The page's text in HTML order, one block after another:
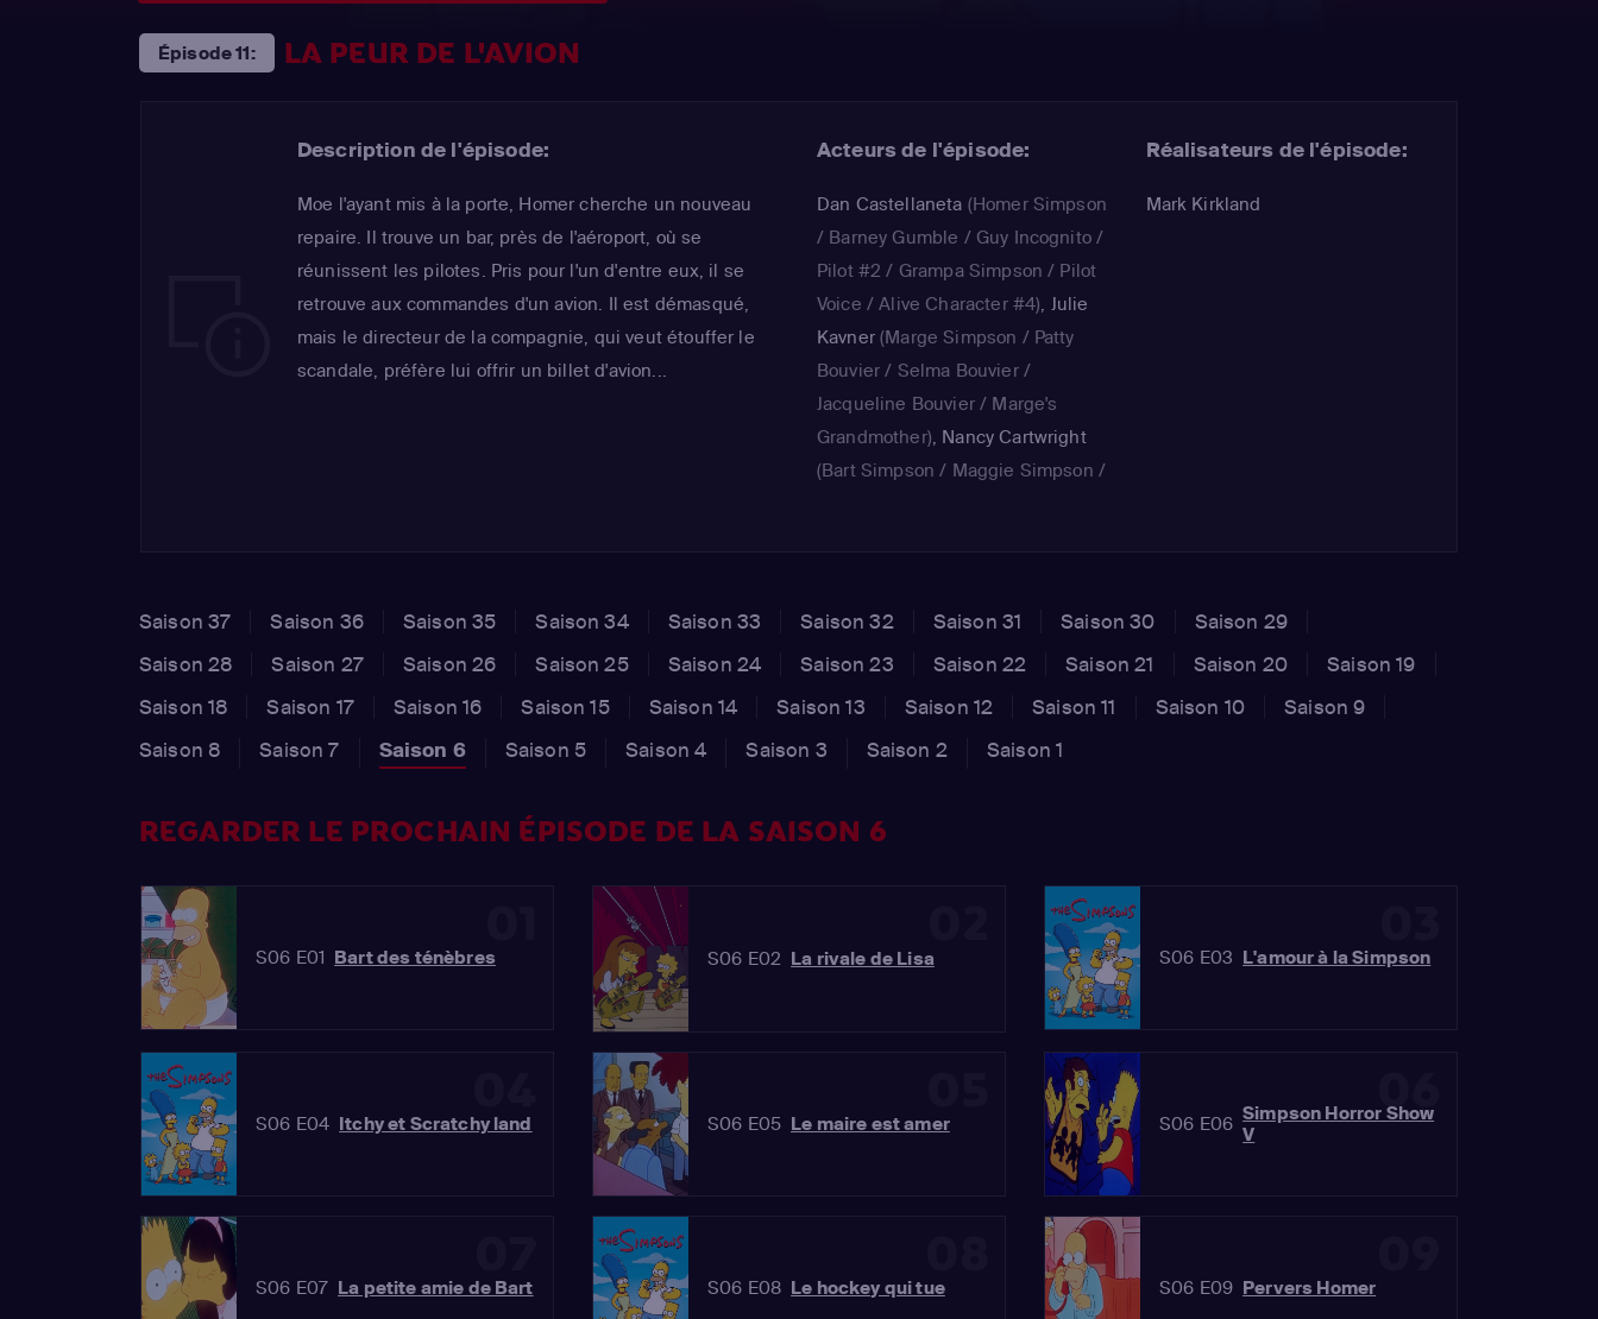
Épisode 11: LA PEUR DE L'AVION
Description de l'épisode:
Moe l'ayant mis à la porte, Homer cherche un nouveau
repaire. Il trouve un bar, près de l'aéroport, où se
réunissent les pilotes. Pris pour l'un d'entre eux, il se
retrouve aux commandes d'un avion. Il est démasqué,
mais le directeur de la compagnie, qui veut étouffer le
scandale, préfère lui offrir un billet d'avion...
Acteurs de l'épisode:
Dan Castellaneta (Homer Simpson
/ Barney Gumble / Guy Incognito /
Pilot #2 / Grampa Simpson / Pilot
Voice / Alive Character #4), Julie
Kavner(Marge Simpson / Patty
Bouvier / Selma Bouvier /
Jacqueline Bouvier / Marge's
Grandmother), Nancy Cartwright
(Bart Simpson / Maggie Simpson /
Airlines / KBBL Psychic / Alive
Character #1)
Réalisateurs de l'épisode:
Mark Kirkland
Saison 37 Saison 36 Saison 35 Saison 34 Saison 33 Saison 32 Saison 31 Saison 30
Saison 29
Saison 28
Saison 27 Saison 26 Saison 25 Saison 24 Saison 23 Saison 22 Saison 21 Saison 20
Saison 19
Saison 18
Saison 17 Saison 16 Saison 15 Saison 14 Saison 13 Saison 12 Saison 11 Saison 10
Saison 9
Saison 8
Saison 7 Saison 6 Saison 5 Saison 4 Saison 3 Saison 2 Saison 1
REGARDER LE PROCHAIN ÉPISODE DE LA SAISON 6
S06 E01 Bart des ténèbres S06 E02 La rivale de Lisa S06 E03 L'amour à la Simpson
S06 E04 Itchy et Scratchy land S06 E05 Le maire est amer
06
S06 E06 Simpson Horror Show
V
S06 E07 La petite amie de Bart S06 E08 Le hockey qui tue S06 E09 Pervers Homer